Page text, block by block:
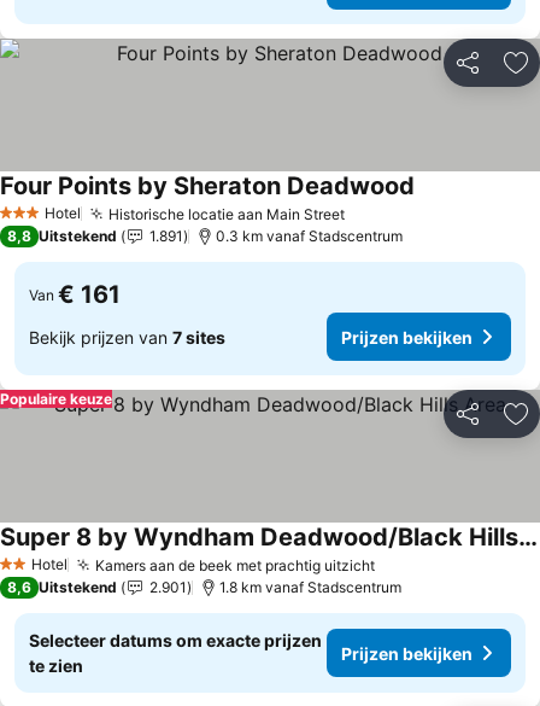
Delen
3 SterrenHotel Historische locatie aan Main StreetPrijzen bekijken
Four Points by Sheraton Deadwood
8,8 Uitstekend 1.891 0.3 km vanaf Stadscentrum
Van € 161
Bekijk prijzen van 7 sites Prijzen bekijken
Delen
Populaire keuze
2 Sterren
Hotel Kamers aan de beek met prachtig uitzichtPrijzen bekijken
Super 8 by Wyndham Deadwood/Black Hills Area
Prijzen bekijken
8,6 Uitstekend 2.901 1.8 km vanaf Stadscentrum
Selecteer datums om exacte prijzen
te zien
Prijzen bekijken